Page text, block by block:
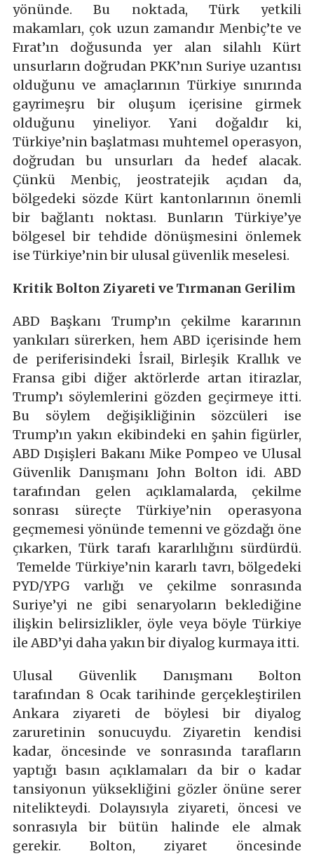
yönünde. Bu noktada, Türk yetkili
makamları, çok uzun zamandır Menbiç’te ve
Fırat’ın doğusunda yer alan silahlı Kürt
unsurların doğrudan PKK’nın Suriye uzantısı
olduğunu ve amaçlarının Türkiye sınırında
gayrimeşru bir oluşum içerisine girmek
olduğunu yineliyor. Yani doğaldır ki,
Türkiye’nin başlatması muhtemel operasyon,
doğrudan bu unsurları da hedef alacak.
Çünkü Menbiç, jeostratejik açıdan da,
bölgedeki sözde Kürt kantonlarının önemli
bir bağlantı noktası. Bunların Türkiye’ye
bölgesel bir tehdide dönüşmesini önlemek
ise Türkiye’nin bir ulusal güvenlik meselesi.
Kritik Bolton Ziyareti ve Tırmanan Gerilim
ABD Başkanı Trump’ın çekilme kararının
yankıları sürerken, hem ABD içerisinde hem
de periferisindeki İsrail, Birleşik Krallık ve
Fransa gibi diğer aktörlerde artan itirazlar,
Trump’ı söylemlerini gözden geçirmeye itti.
Bu söylem değişikliğinin sözcüleri ise
Trump’ın yakın ekibindeki en şahin figürler,
ABD Dışişleri Bakanı Mike Pompeo ve Ulusal
Güvenlik Danışmanı John Bolton idi. ABD
tarafından gelen açıklamalarda, çekilme
sonrası süreçte Türkiye’nin operasyona
geçmemesi yönünde temenni ve gözdağı öne
çıkarken, Türk tarafı kararlılığını sürdürdü.
Temelde Türkiye’nin kararlı tavrı, bölgedeki
PYD/YPG varlığı ve çekilme sonrasında
Suriye’yi ne gibi senaryoların beklediğine
ilişkin belirsizlikler, öyle veya böyle Türkiye
ile ABD’yi daha yakın bir diyalog kurmaya itti.
Ulusal Güvenlik Danışmanı Bolton
tarafından 8 Ocak tarihinde gerçekleştirilen
Ankara ziyareti de böylesi bir diyalog
zaruretinin sonucuydu. Ziyaretin kendisi
kadar, öncesinde ve sonrasında tarafların
yaptığı basın açıklamaları da bir o kadar
tansiyonun yüksekliğini gözler önüne serer
nitelikteydi. Dolayısıyla ziyareti, öncesi ve
sonrasıyla bir bütün halinde ele almak
gerekir. Bolton, ziyaret öncesinde